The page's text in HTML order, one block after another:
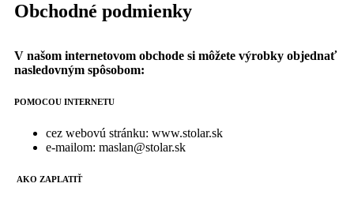
Obchodné podmienky
V našom internetovom obchode si môžete výrobky objednať
nasledovným spôsobom:
POMOCOU INTERNETU
cez webovú stránku: www.stolar.sk
e-mailom: maslan@stolar.sk
AKO ZAPLATIŤ